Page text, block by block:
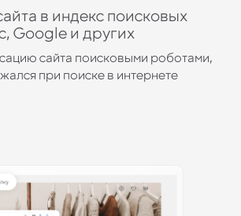
в индекс поисковых
Google и других
сайта поисковыми роботами,
при поиске в интернете